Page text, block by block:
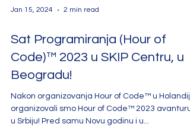
Jan 15, 2024 2 min read
Sat Programiranja (Hour of
Code)™ 2023 u SKIP Centru, u
Beogradu!